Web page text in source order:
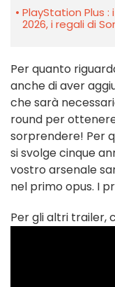
PlayStation Plus
2026, i regali di
Per quanto
anche di aver
che sarà
round per
sorprendere! Per
si svolge cinque
vostro arsenale
nel primo opus. I
Per gli altri trailer,